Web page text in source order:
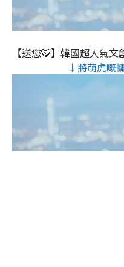
【送您🐯】韓國超人氣
↓將萌虎嘅